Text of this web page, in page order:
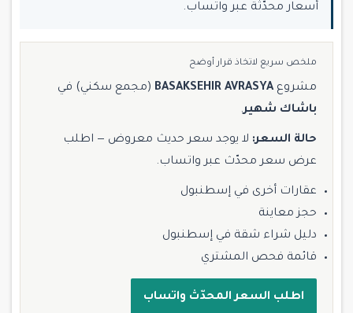
أسعار محدّثة عبر واتساب.
ملخص سريع لاتخاذ قرار أوضح
مشروعBASAKSEHIR AVRASYA (مجمع سكني) في
باشاك شهير.
حالة السعر: لا يوجد سعر حديث معروض — اطلب
عرض سعر محدّث عبر واتساب.
عقارات أخرى في إسطنبول
حجز معاينة
دليل شراء شقة في إسطنبول
قائمة فحص المشتري
اطلب السعر المحدّث واتساب